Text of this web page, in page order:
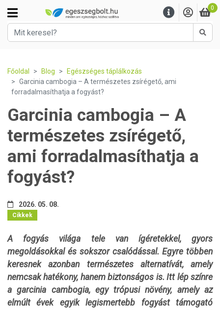
0
Főoldal Blog
Egészséges táplálkozás
Garcinia cambogia – A természetes zsírégető, ami
forradalmasíthatja a fogyást?
Garcinia cambogia – A
természetes zsírégető,
ami forradalmasíthatja a
fogyást?
2026. 05. 08.
Cikkek
A fogyás világa tele van ígéretekkel, gyors
megoldásokkal és sokszor csalódással. Egyre többen
keresnek azonban természetes alternatívát, amely
nemcsak hatékony, hanem biztonságos is. Itt lép színre
a garcinia cambogia, egy trópusi növény, amely az
elmúlt évek egyik legismertebb fogyást támogató